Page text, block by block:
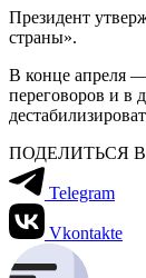
Президент
страны».
В конце апреля
переговоров и в
ПОДЕЛИТЬСЯ В
Telegram
Vkontakte